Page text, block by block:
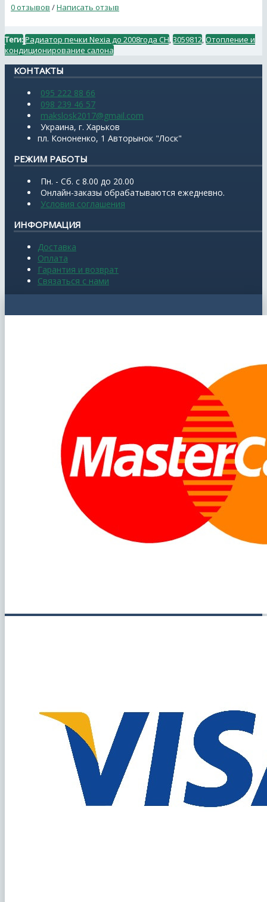
0 отзывов /Написать отзыв
Теги:Радиатор печки Nexia до 2008года СН 3059812 Отопление и
кондиционирование салона
КОНТАКТЫ
095 222 88 66
098 239 46 57
makslosk2017@gmail.com
Украина, г. Харьков
пл. Кононенко, 1 Авторынок "Лоск"
РЕЖИМ РАБОТЫ
Пн. - Сб. с 8.00 до 20.00
Онлайн-заказы обрабатываются ежедневно.
Условия соглашения
ИНФОРМАЦИЯ
Доставка
Оплата
Гарантия и возврат
Связаться с нами